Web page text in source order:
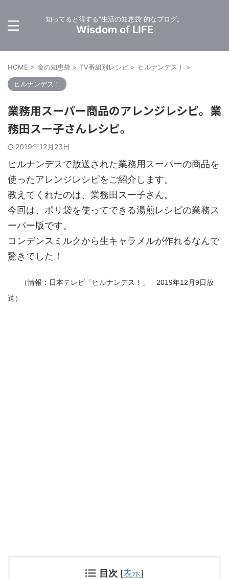
知ってると得する”生活の知恵袋”的なブログ。
Wisdom of LIFE
HOME > 食の知恵袋 > TV番組別レシピ > ヒルナンデス！ >
ヒルナンデス！
業務用スーパー商品のアレンジレシピ。業
務田スー子さんレシピ。
2019年12月23日
ヒルナンデスで放送された業務用スーパーの商品を
使ったアレンジレシピをご紹介します。
教えてくれたのは、業務田スー子さん。
今回は、ポリ袋を使ってできる湯煎レシピの業務ス
ーパー版です。
コンデンスミルクから生キャラメルが作れるなんで
驚きでした！
（情報：日本テレビ「ヒルナンデス！」 2019年12月9日放
送）
目次 [表示]